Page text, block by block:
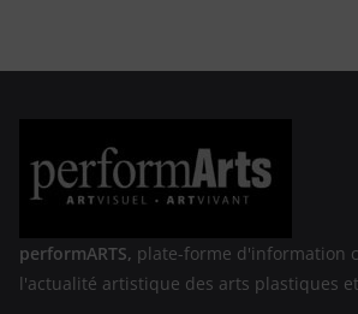
performARTS, plate-forme d'information
l'actualité artistique des arts plastiques